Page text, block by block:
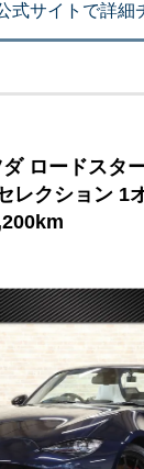
式サイトで詳細
ロードスタ
レクション 1